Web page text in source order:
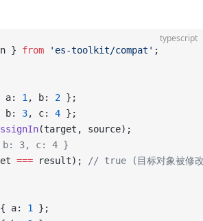
typescript
} from 'es-toolkit/compat' ;
a: 1 , b: 2 };
b: 3, c: 4 };
(target, source);
b: 3, c: 4 }
=== result); // true (目标对象被修
{ a: 1
};